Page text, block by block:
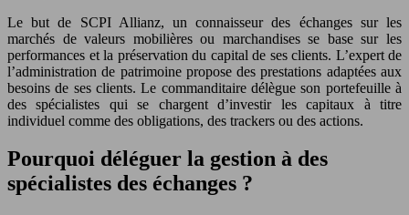
Le but de SCPI Allianz, un connaisseur des échanges sur les
marchés de valeurs mobilières ou marchandises se base sur les
performances et la préservation du capital de ses clients. L’expert de
l’administration de patrimoine propose des prestations adaptées aux
besoins de ses clients. Le commanditaire délègue son portefeuille à
des spécialistes qui se chargent d’investir les capitaux à titre
individuel comme des obligations, des trackers ou des actions.
Pourquoi déléguer la gestion à des
spécialistes des échanges ?